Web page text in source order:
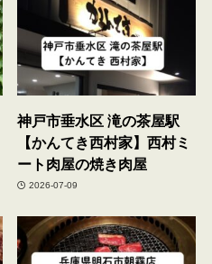
神戸市垂水区 滝の茶屋駅
【かんてき西村家】西村ミ
ート肉屋の焼き肉屋
2026-07-09